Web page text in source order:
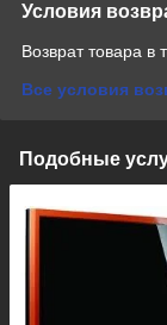
Условия
Возврат товара в
Все условия
Подобные